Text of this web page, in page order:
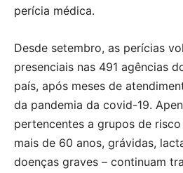
perícia médica.
Desde setembro, as perícias
presenciais nas 491 agências
país, após meses de
da pandemia da covid-19.
pertencentes a grupos de
mais de 60 anos, grávidas,
doenças graves – continuam